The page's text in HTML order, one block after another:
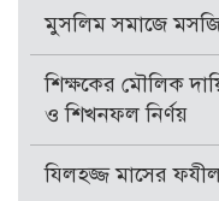
মুসলিম সমাজে
শিক্ষকের মৌলিক
ও শিখনফল নির্ণয়
যিলহজ্জ মাসের